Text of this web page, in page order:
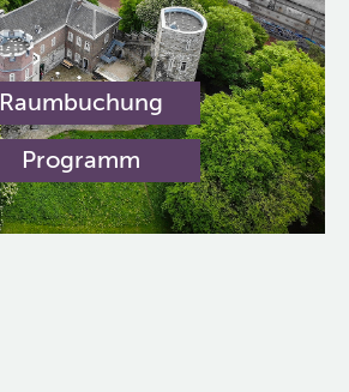
Raumbuchung
Programm